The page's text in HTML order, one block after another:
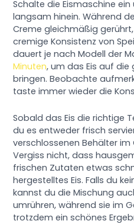
Schalte die Eismaschine
langsam hinein. Während
Creme gleichmäßig
cremige Konsistenz von
dauert je nach Modell der
Minuten, um das Eis auf die
bringen. Beobachte
taste immer wieder die
Sobald das Eis die richtige
du es entweder frisch
verschlossenen Behälter
Vergiss nicht, dass
frischen Zutaten etwas
hergestelltes Eis. Falls du
kannst du die Mischung
umrühren, während sie im
trotzdem ein schönes